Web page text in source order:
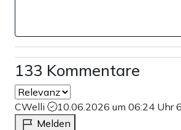
133 Kommentare
CWelli 10.06.2026 um 06:24 Uhr
Melden